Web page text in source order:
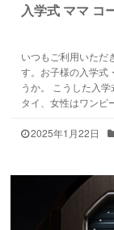
入学式 ママ コ
いつもご利用いただ
す。お子様の入学式
うか。 こうした入
タイ、女性はワンピ
2025年1月22日